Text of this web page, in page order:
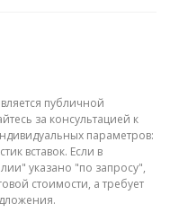
публичной
за консультацией к
параметров:
вставок. Если в
указано "по запросу",
стоимости, а требует